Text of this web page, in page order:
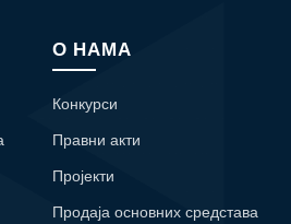
О НАМА
Конкурси
Правни акти
Пројекти
Продаја основних средстава